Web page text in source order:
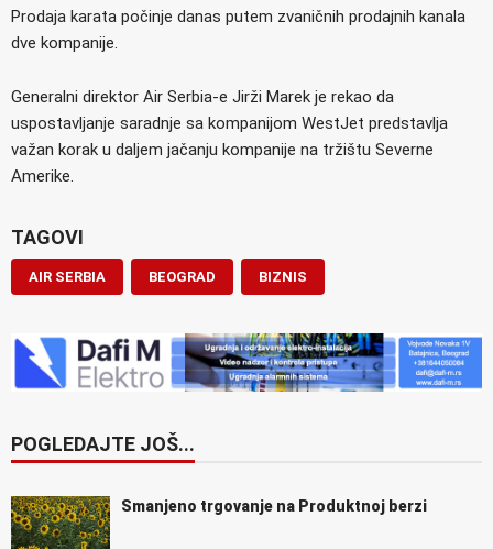
Prodaja karata počinje danas putem zvaničnih prodajnih kanala
dve kompanije.
Generalni direktor Air Serbia-e Jirži Marek je rekao da
uspostavljanje saradnje sa kompanijom WestJet predstavlja
važan korak u daljem jačanju kompanije na tržištu Severne
Amerike.
TAGOVI
AIR SERBIA BEOGRAD BIZNIS
POGLEDAJTE JOŠ...
Smanjeno trgovanje na Produktnoj berzi